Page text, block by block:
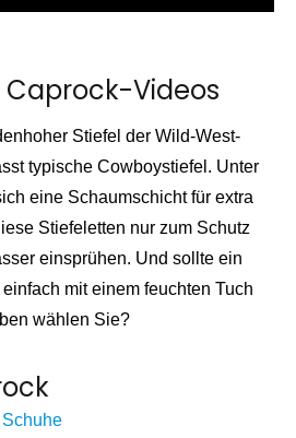
Caprock-Videos
Stiefel der Wild-West-
typische Cowboystiefel. Unter
eine Schaumschicht für extra
Stiefeletten nur zum Schutz
einsprühen. Und sollte ein
mit einem feuchten Tuch
wählen Sie?